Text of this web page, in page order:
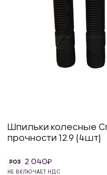
Шпильки колесные
прочности 12.9 (4шт)
РОЗ 2 040
НЕ ВКЛЮЧАЕТ НДС